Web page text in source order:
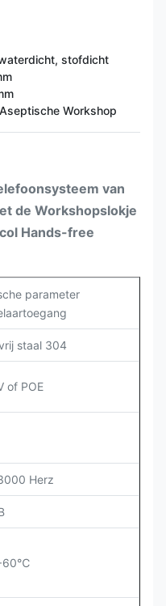
stofdicht
Workshop
van
de Workshopslokje
Hands-free
parameter
staal 304
of POE
Herz